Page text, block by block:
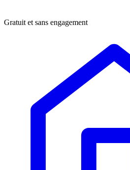
Gratuit et sans engagement